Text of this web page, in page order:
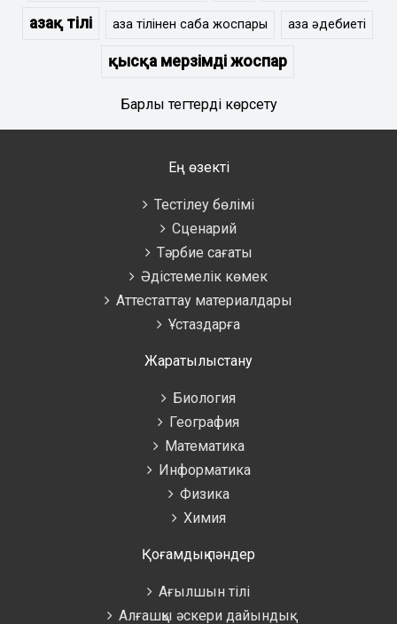
Қазақ тілі қазақ тілінен сабақ жоспары қазақ әдебиеті
қысқа мерзімді жоспар
Барлық тегтерді көрсету
Ең өзекті
Тестілеу бөлімі
Сценарий
Тәрбие сағаты
Әдістемелік көмек
Аттестаттау материалдары
Ұстаздарға
Жаратылыстану
Биология
География
Математика
Информатика
Физика
Химия
Қоғамдық пәндер
Ағылшын тілі
Алғашқы әскери дайындық